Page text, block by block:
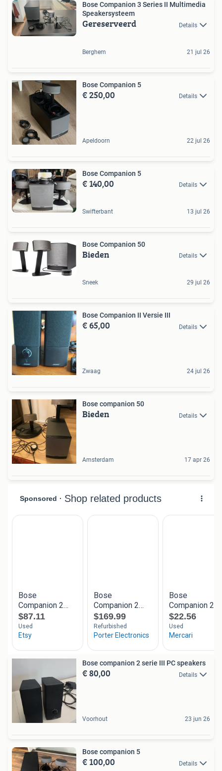
Bose Companion 3 Series II Multimedia
Speakersysteem
Gereserveerd Details
Berghem 21 jul 26
Bose Companion 5
€ 250,00 Details
Apeldoorn 22 jul 26
Bose Companion 5
€ 140,00 Details
Swifterbant 13 jul 26
Bose Companion 50
Bieden Details
Sneek 29 jul 26
Bose Companion II Versie III
€ 65,00 Details
Zwaag 24 jul 26
Bose companion 50
Bieden Details
Amsterdam 17 apr 26
Bose companion 2 serie III PC speakers
€ 80,00 Details
Voorhout 23 jun 26
Bose companion 5
€ 100,00 Details